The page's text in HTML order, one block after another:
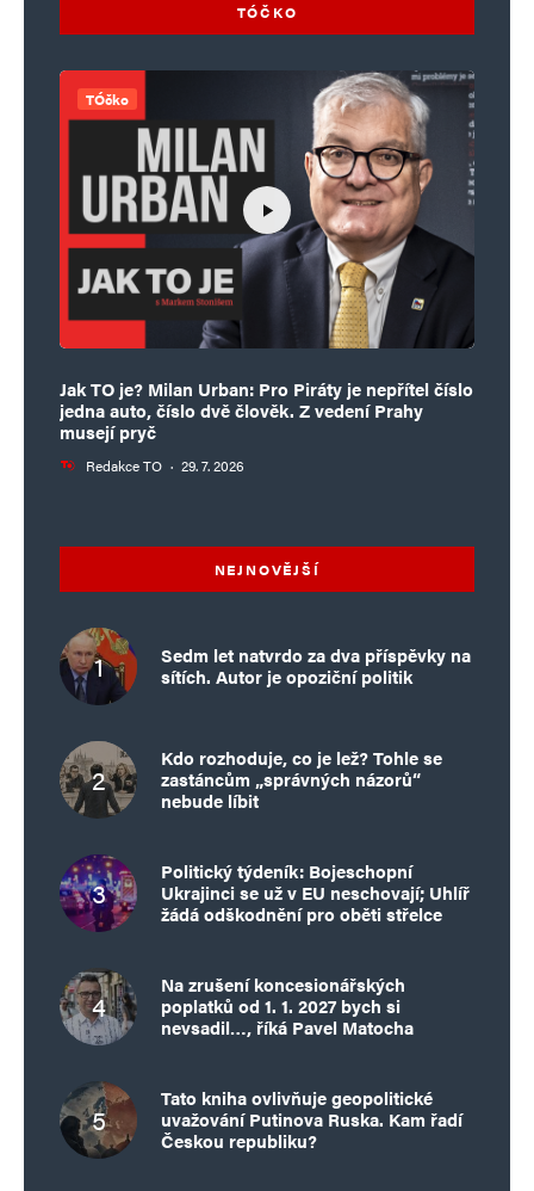
TÓČKO
TÓčko
Jak TO je? Milan Urban: Pro Piráty je nepřítel číslo
jedna auto, číslo dvě člověk. Z vedení Prahy
musejí pryč
Redakce TO · 29. 7. 2026
NEJNOVĚJŠÍ
Sedm let natvrdo za dva příspěvky na
sítích. Autor je opoziční politik
Kdo rozhoduje, co je lež? Tohle se
zastáncům „správných názorů“
nebude líbit
Politický týdeník: Bojeschopní
Ukrajinci se už v EU neschovají; Uhlíř
žádá odškodnění pro oběti střelce
Na zrušení koncesionářských
poplatků od 1. 1. 2027 bych si
nevsadil…, říká Pavel Matocha
Tato kniha ovlivňuje geopolitické
uvažování Putinova Ruska. Kam řadí
Českou republiku?